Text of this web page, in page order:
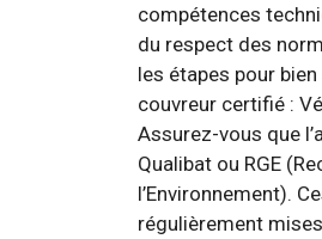
compétences
du respect des
les étapes pour
couvreur certifié :
Assurez-vous que
Qualibat ou RGE
l’Environnement).
régulièrement